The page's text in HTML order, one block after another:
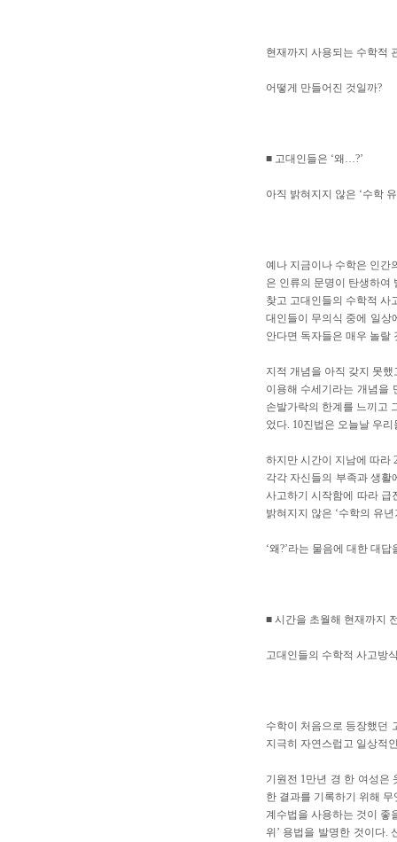
현재까지 사용되는 수학적
어떻게 만들어진 것일까?
■ 고대인들은 ‘왜…?’
아직 밝혀지지 않은 ‘수학
예나 지금이나 수학은 인간
은 인류의 문명이 탄생하여
찾고 고대인들의 수학적 사
대인들이 무의식 중에 일상
안다면 독자들은 매우 놀랄
지적 개념을 아직 갖지 못
이용해 수세기라는 개념을
손발가락의 한계를 느끼고
었다. 10진법은 오늘날 우
하지만 시간이 지남에 따라
각각 자신들의 부족과 생
사고하기 시작함에 따라 급
밝혀지지 않은 ‘수학의 유
‘왜?’라는 물음에 대한 대
■ 시간을 초월해 현재까지
고대인들의 수학적 사고방
수학이 처음으로 등장했던
지극히 자연스럽고 일상적
기원전 1만년 경 한 여성은
한 결과를 기록하기 위해
계수법을 사용하는 것이 좋
위’ 용법을 발명한 것이다.